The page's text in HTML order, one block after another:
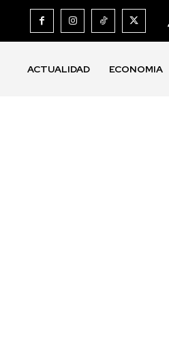
ACTUALIDAD ECONOMIA